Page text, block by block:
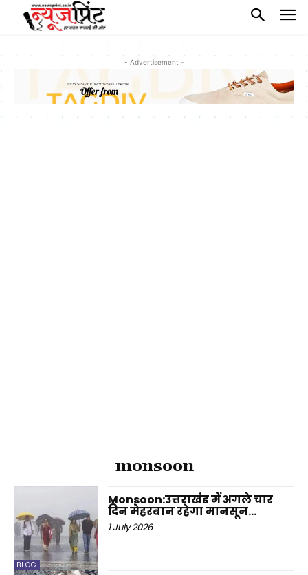
- Advertisement -
monsoon
BLOG
Monsoon:उत्तराखंड में अगले चार
दिन मेहरबान रहेगा मानसून…
1 July 2026